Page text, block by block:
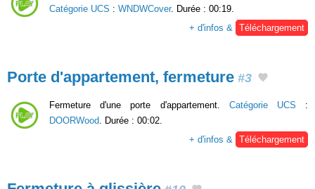
Catégorie UCS : WNDWCover. Durée : 00:19.
+ d'infos &
Téléchargement
Porte d'appartement, fermeture #3
Fermeture d'une porte d'appartement. Catégorie UCS :
DOORWood. Durée : 00:02.
+ d'infos & Téléchargement